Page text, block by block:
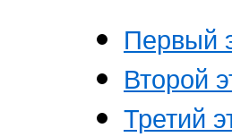
Первый
Второй
Третий